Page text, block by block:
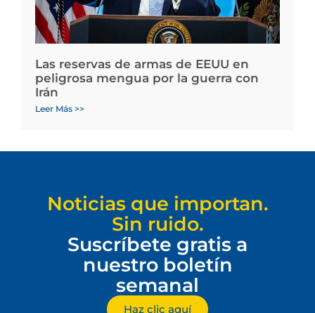
Las reservas de armas de EEUU en
peligrosa mengua por la guerra con
Irán
Leer Más >>
Noticias que importan.
Sin ruido.
Suscríbete gratis a
nuestro boletín
semanal
Haz clic aquí